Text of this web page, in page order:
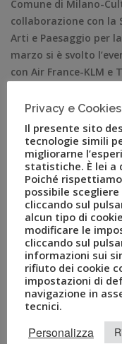
Comune di Milano-
collaborazione con la
Arti e Paesaggio per
marzo si è svolto
con Air France-KLM
RECENT POSTS
A Novembre il
BizTravel Forum
italiano del business
Privacy e Cookies
Il presente sito
tecnologie simili
migliorarne
statistiche. È lei a
Poiché
possibile
cliccando sul
alcun tipo di
modificare le
cliccando sul
informazioni sui
rifiuto dei cookie
impostazioni di
navigazione in
tecnici.
Personalizza